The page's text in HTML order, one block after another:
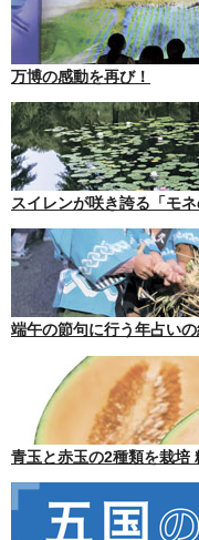
万博の感動を再び！
スイレンが咲き誇る「モ
端午の節句に行う年占い
青玉と赤玉の2種類を栽培